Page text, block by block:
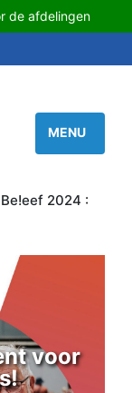
de afdelingen
2024 :
voor